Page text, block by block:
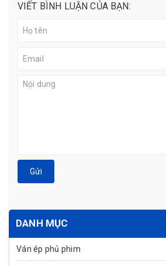
VIẾT BÌNH LUẬN CỦA BẠN:
Gửi
DANH MỤC
Ván ép phủ phim